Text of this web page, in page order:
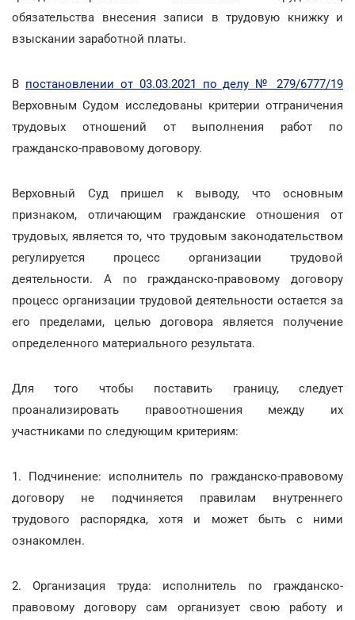
обязательства внесения записи в трудовую книжку и
взыскании заработной платы.
В постановлении от 03.03.2021 по делу № 279/6777/19
Верховным Судом исследованы критерии отграничения
трудовых отношений от выполнения работ по
гражданско-правовому договору.
Верховный Суд пришел к выводу, что основным
признаком, отличающим гражданские отношения от
трудовых, является то, что трудовым законодательством
регулируется процесс организации трудовой
деятельности. А по гражданско-правовому договору
процесс организации трудовой деятельности остается за
его пределами, целью договора является получение
определенного материального результата.
Для того чтобы поставить границу, следует
проанализировать правоотношения между их
участниками по следующим критериям:
1. Подчинение: исполнитель по гражданско-правовому
договору не подчиняется правилам внутреннего
трудового распорядка, хотя и может быть с ними
ознакомлен.
2. Организация труда: исполнитель по гражданско-
правовому договору сам организует свою работу и